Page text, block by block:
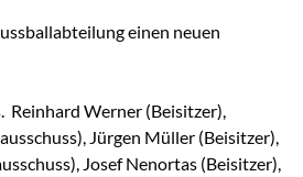
einen neuen
Reinhard Werner (Beisitzer),
Jürgen Müller (Beisitzer),
Josef Nenortas (Beisitzer),